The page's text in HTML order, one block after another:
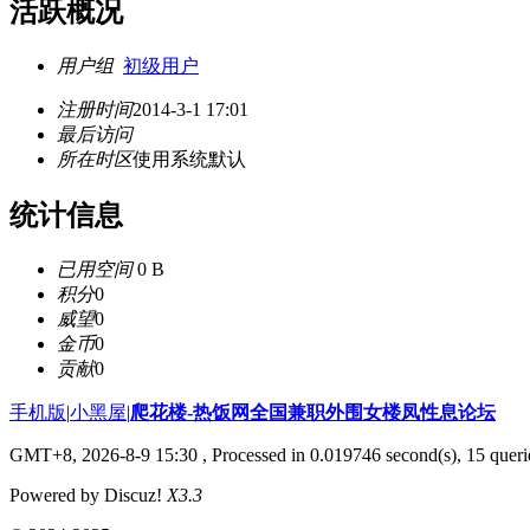
活跃概况
用户组 初级用户
注册时间2014-3-1 17:01
最后访问
所在时区使用系统默认
统计信息
已用空间0 B
积分0
威望0
金币0
贡献0
手机版|小黑屋|爬花楼-热饭网全国兼职外围女楼凤性息论坛
GMT+8, 2026-8-9 15:30 , Processed in 0.019746 second(s), 15
Powered by Discuz! X3.3